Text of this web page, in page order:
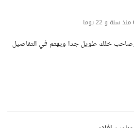
منذ سنة و 22 يوما
خلك طويل جدا ويهتم في التفاصيل